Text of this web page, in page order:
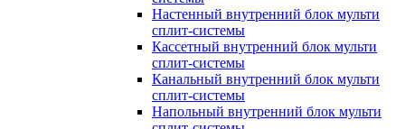
Настенный внутренний блок мульти
сплит-системы
Кассетный внутренний блок мульти
сплит-системы
Канальный внутренний блок мульти
сплит-системы
Напольный внутренний блок мульти